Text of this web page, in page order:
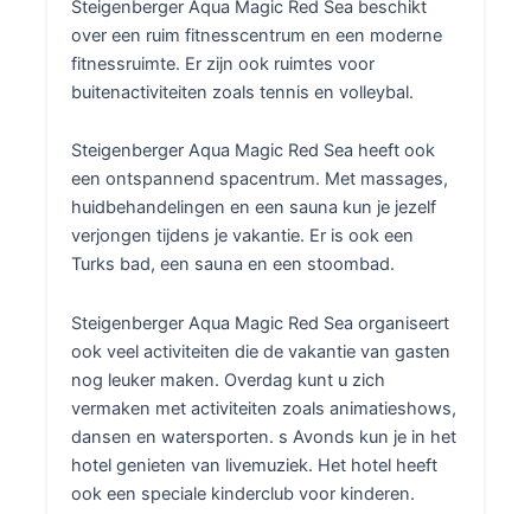
Steigenberger Aqua Magic Red Sea beschikt
over een ruim fitnesscentrum en een moderne
fitnessruimte. Er zijn ook ruimtes voor
buitenactiviteiten zoals tennis en volleybal.
Steigenberger Aqua Magic Red Sea heeft ook
een ontspannend spacentrum. Met massages,
huidbehandelingen en een sauna kun je jezelf
verjongen tijdens je vakantie. Er is ook een
Turks bad, een sauna en een stoombad.
Steigenberger Aqua Magic Red Sea organiseert
ook veel activiteiten die de vakantie van gasten
nog leuker maken. Overdag kunt u zich
vermaken met activiteiten zoals animatieshows,
dansen en watersporten. s Avonds kun je in het
hotel genieten van livemuziek. Het hotel heeft
ook een speciale kinderclub voor kinderen.